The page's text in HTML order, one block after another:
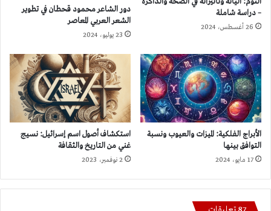
– دراسة شاملة
26 أغسطس، 2024
دور الشاعر محمود قحطان في تطوير
الشعر العربي المعاصر
23 يوليو، 2024
الأبراج الفلكية: الميزات والعيوب ونسبة
التوافق بينها
17 مايو، 2024
استكشاف أصول اسم إسرائيل: نسيج
غني من التاريخ والثقافة
2 نوفمبر، 2023